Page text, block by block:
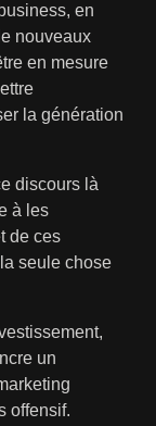
en
nouveaux
en mesure
la génération
discours là
à les
de ces
seule chose
un
offensif.